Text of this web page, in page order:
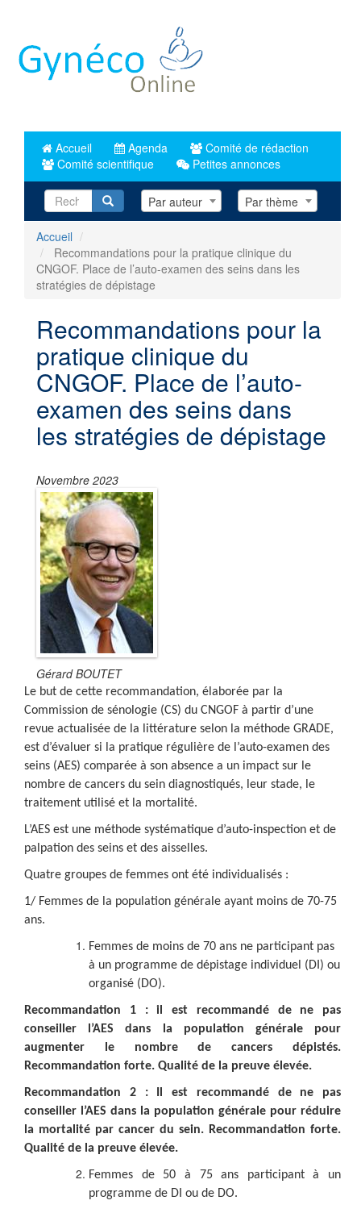
principal
Accueil Agenda
Comité de rédaction
Comité scientifique
Petites annonces
RecherchePar auteur Par thème
Accueil
Recommandations pour la pratique clinique du
CNGOF. Place de l’auto-examen des seins dans les
stratégies de dépistage
Recommandations pour la
pratique clinique du
CNGOF. Place de l’auto-
examen des seins dans
les stratégies de dépistage
Novembre 2023
Gérard BOUTET
Le but de cette recommandation, élaborée par la
Commission de sénologie (CS) du CNGOF à partir d’une
revue actualisée de la littérature selon la méthode GRADE,
est d’évaluer si la pratique régulière de l’auto-examen des
seins (AES) comparée à son absence a un impact sur le
nombre de cancers du sein diagnostiqués, leur stade, le
traitement utilisé et la mortalité.
L’AES est une méthode systématique d’auto-inspection et de
palpation des seins et des aisselles.
Quatre groupes de femmes ont été individualisés :
1/ Femmes de la population générale ayant moins de 70-75
ans.
Femmes de moins de 70 ans ne participant pas
à un programme de dépistage individuel (DI) ou
organisé (DO).
Recommandation 1 : il est recommandé de ne pas
conseiller l’AES dans la population générale pour
augmenter le nombre de cancers dépistés.
Recommandation forte. Qualité de la preuve élevée.
Recommandation 2 : Il est recommandé de ne pas
conseiller l’AES dans la population générale pour réduire
la mortalité par cancer du sein. Recommandation forte.
Qualité de la preuve élevée.
Femmes de 50 à 75 ans participant à un
programme de DI ou de DO.